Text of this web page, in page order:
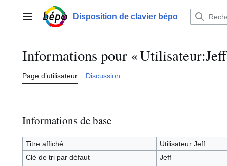
contenuMenu principalDisposition de clavier bépo
Informations pour «
Page d’utilisateur Discussion
Informations de base
Titre affiché
Utilisateur:Jeff
Clé de tri par défaut
Jeff